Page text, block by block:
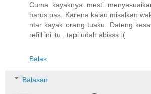
Cuma kayaknya mesti
harus pas. Karena kalau misalkan
ntar kayak orang tuaku. Dateng
refill ini itu.. tapi udah abisss :(
Balas
Balasan